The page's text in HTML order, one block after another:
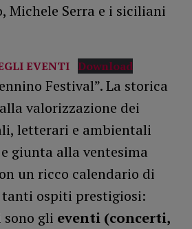
Michele Serra e i siciliani
EVENTI Download
Festival”. La storica
valorizzazione dei
letterari e ambientali
giunta alla ventesima
un ricco calendario di
ospiti prestigiosi:
gli eventi (concerti,